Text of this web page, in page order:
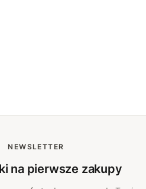
NEWSLETTER
na pierwsze zakupy